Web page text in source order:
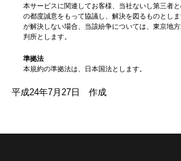
本サービスに関連してお客様、当社ないし第三者
の都度誠意をもって協議し、解決を図るものとし
が解決しない場合、当該紛争については、東京地
判所とします。
準拠法
本規約の準拠法は、日本国法とします。
平成24年7月27日 作成